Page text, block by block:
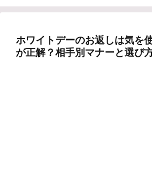
ホワイトデーのお返しは気を
が正解？相手別マナーと選び